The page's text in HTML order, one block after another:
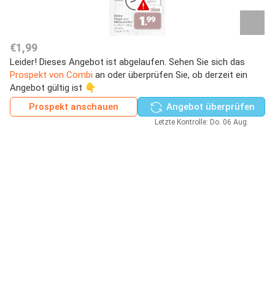
€1,99
Leider! Dieses Angebot ist abgelaufen. Sehen Sie sich das
Prospekt von Combi an oder überprüfen Sie, ob derzeit ein
Angebot gültig ist 👇
Prospekt anschauen
Angebot überprüfen
Letzte Kontrolle: Do. 06 Aug.